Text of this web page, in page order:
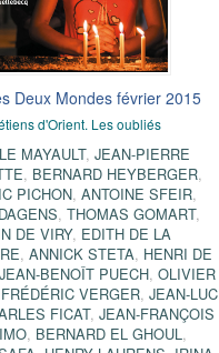
Deux Mondes février 2015
d'Orient. Les oubliés
MAYAULT, JEAN-PIERRE
, BERNARD HEYBERGER,
PICHON,ANTOINE SFEIR,
,THOMAS GOMART,
DE VIRY, EDITH DE LA
, ANNICK STETA, HENRI DE
JEAN-BENOÎT PUECH,OLIVIER
FRÉDÉRIC VERGER, JEAN-LUC
FICAT, JEAN-FRANÇOIS
, BERNARD EL GHOUL ,